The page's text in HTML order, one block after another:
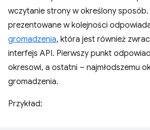
wczytanie strony w określony
prezentowane w kolejności
gromadzenia, która jest również
interfejs API. Pierwszy punkt
okresowi, a ostatni – najmłodszemu
gromadzenia.
Przykład: